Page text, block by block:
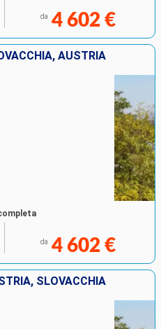
da 4 602 €
AUSTRIA
da 4 602 €
SLOVACCHIA